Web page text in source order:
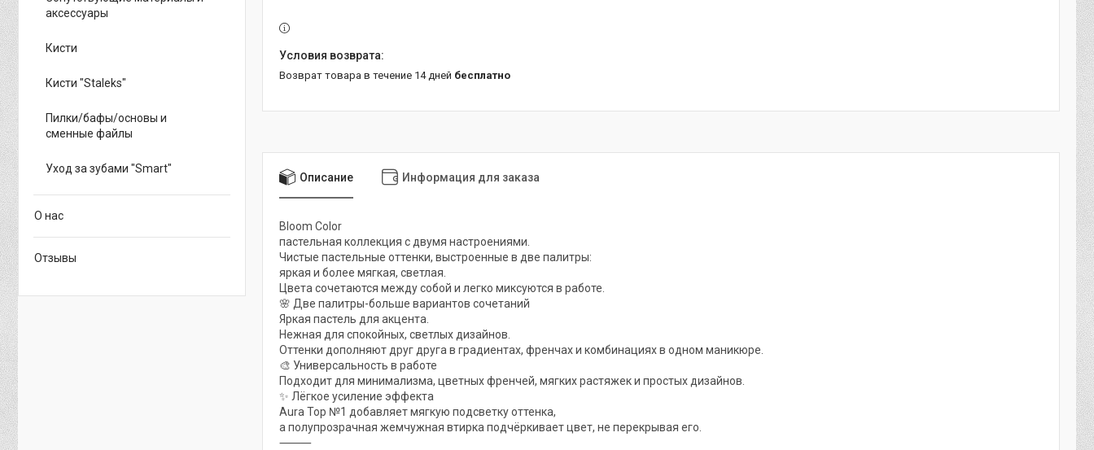
возврат товара в течение 14 дней бесплатно
Описание Информация для заказа
Bloom Color
пастельная коллекция с двумя настроениями.
Чистые пастельные оттенки, выстроенные в две палитры:
яркая и более мягкая, светлая.
Цвета сочетаются между собой и легко миксуются в работе.
🌸 Две палитры-больше вариантов сочетаний
Яркая пастель для акцента.
Нежная для спокойных, светлых дизайнов.
Оттенки дополняют друг друга в градиентах, френчах и комбинациях в одном маникюре.
🎨 Универсальность в работе
Подходит для минимализма, цветных френчей, мягких растяжек и простых дизайнов.
✨ Лёгкое усиление эффекта
Aura Top №1 добавляет мягкую подсветку оттенка,
а полупрозрачная жемчужная втирка подчёркивает цвет, не перекрывая его.
⸻
аксессуары
Кисти
Кисти "Staleks"
Пилки/бафы/основы и
сменные файлы
Уход за зубами "Smart"
О нас
Отзывы